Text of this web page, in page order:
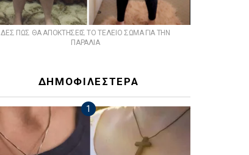
ΔΕΣ ΠΩΣ ΘΑ ΑΠΟΚΤΗΣΕΙΣ ΤΟ ΤΕΛΕΙΟ ΣΩΜΑ ΓΙΑ ΤΗΝ
ΠΑΡΑΛΙΑ
ΔΗΜΟΦΙΛΕΣΤΕΡΑ